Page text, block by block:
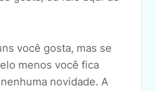
você gosta, mas se
menos você fica
novidade. A